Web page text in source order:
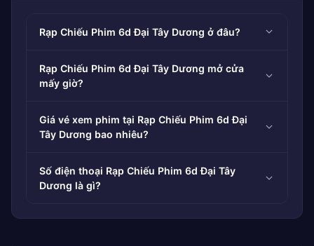
Rạp Chiếu Phim 6d Đại Tây Dương ở đâu?
Rạp Chiếu Phim 6d Đại Tây Dương mở cửa
mấy giờ?
Giá vé xem phim tại Rạp Chiếu Phim 6d Đại
Tây Dương bao nhiêu?
Số điện thoại Rạp Chiếu Phim 6d Đại Tây
Dương là gì?